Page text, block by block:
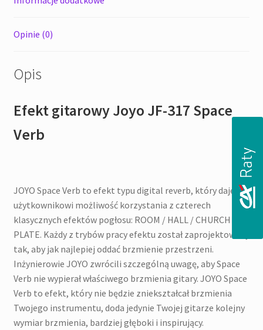
Opinie (0)
Opis
Efekt gitarowy Joyo JF-317 Space
Verb
JOYO Space Verb to efekt typu digital reverb, który daje
użytkownikowi możliwość korzystania z czterech
klasycznych efektów pogłosu: ROOM / HALL / CHURCH /
PLATE. Każdy z trybów pracy efektu został zaprojektowany
tak, aby jak najlepiej oddać brzmienie przestrzeni.
Inżynierowie JOYO zwrócili szczególną uwagę, aby Space
Verb nie wypierał właściwego brzmienia gitary. JOYO Space
Verb to efekt, który nie będzie zniekształcał brzmienia
Twojego instrumentu, doda jedynie Twojej gitarze kolejny
wymiar brzmienia, bardziej głęboki i inspirujący.